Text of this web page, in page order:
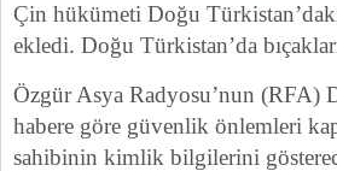
Çin hükümeti Doğu
ekledi. Doğu Türkistan’da
Özgür Asya Radyosu’nun (RFA)
habere göre güvenlik önlemleri
sahibinin kimlik bilgilerini